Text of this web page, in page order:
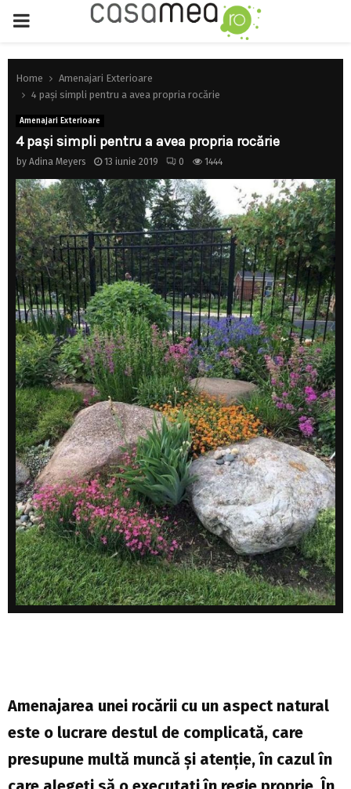
PRIMARY
MENU
Home
Amenajari Exterioare
4 paşi simpli pentru a avea propria rocărie
Amenajari Exterioare
4 paşi simpli pentru a avea propria rocărie
by Adina Meyers 13 iunie 2019 0 1444
Amenajarea unei rocării cu un aspect natural
este o lucrare destul de complicată, care
presupune multă muncă şi atenţie, în cazul în